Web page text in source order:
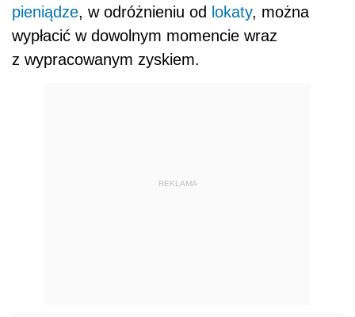
pieniądze, w odróżnieniu od lokaty, można
wypłacić w dowolnym momencie wraz
z wypracowanym zyskiem.
REKLAMA